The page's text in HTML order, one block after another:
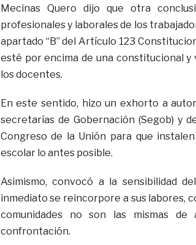
Mecinas Quero dijo que otra
profesionales y laborales de los
apartado “B” del Artículo 123
esté por encima de una constitucional
los docentes.
En este sentido, hizo un exhorto a
secretarías de Gobernación (Segob) y
Congreso de la Unión para que
escolar lo antes posible.
Asimismo, convocó a la sensibilidad
inmediato se reincorpore a sus labores,
comunidades no son las mismas
confrontación.